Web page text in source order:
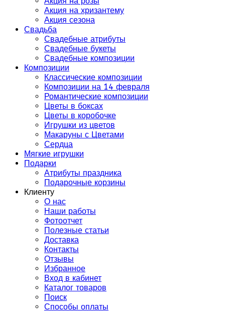
Акция на хризантему
Акция сезона
Свадьба
Свадебные атрибуты
Свадебные букеты
Свадебные композиции
Композиции
Классические композиции
Композиции на 14 февраля
Романтические композиции
Цветы в боксах
Цветы в коробочке
Игрушки из цветов
Макаруны с Цветами
Сердца
Мягкие игрушки
Подарки
Атрибуты праздника
Подарочные корзины
Клиенту
О нас
Наши работы
Фотоотчет
Полезные статьи
Доставка
Контакты
Отзывы
Избранное
Вход в кабинет
Каталог товаров
Поиск
Способы оплаты